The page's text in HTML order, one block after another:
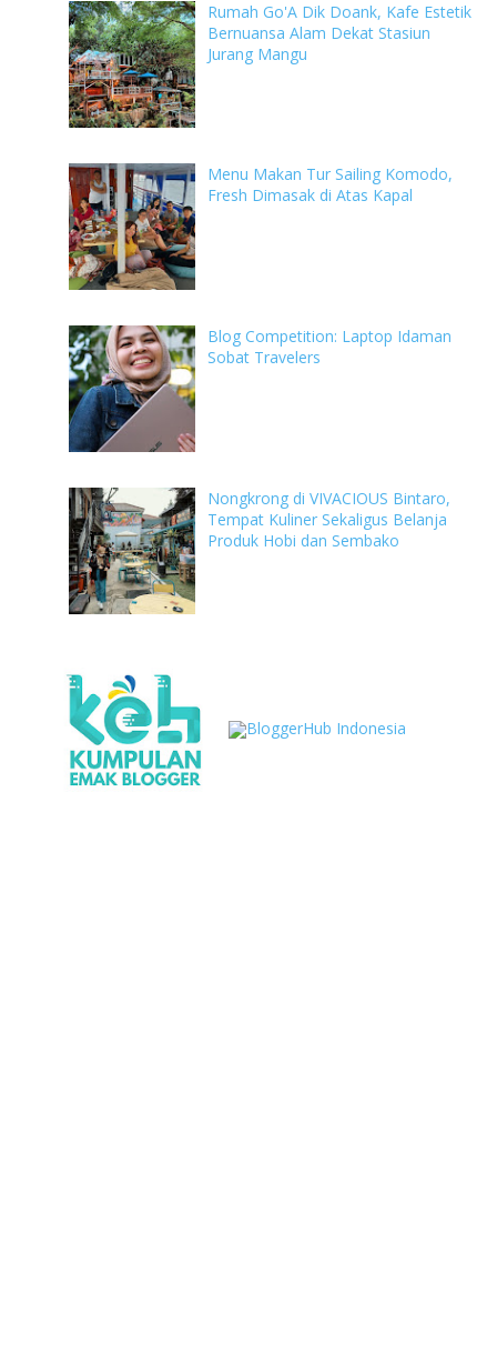
Rumah Go'A Dik Doank, Kafe Estetik
Bernuansa Alam Dekat Stasiun
Jurang Mangu
Menu Makan Tur Sailing Komodo,
Fresh Dimasak di Atas Kapal
Blog Competition: Laptop Idaman
Sobat Travelers
Nongkrong di VIVACIOUS Bintaro,
Tempat Kuliner Sekaligus Belanja
Produk Hobi dan Sembako